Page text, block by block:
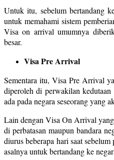
Untuk itu, sebelum bertandang
untuk memahami sistem
Visa on arrival umumnya
besar.
Visa Pre Arrival
Sementara itu, Visa Pre Arrival
diperoleh di perwakilan
ada pada negara seseorang yang
Lain dengan Visa On Arrival
di perbatasan maupun bandara
diurus beberapa hari saat
asalnya untuk bertandang ke